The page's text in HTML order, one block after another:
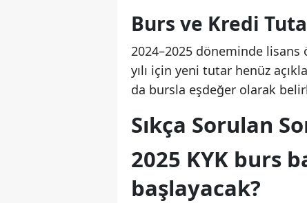
Burs ve Kredi
2024–2025 döneminde lisans
yılı için yeni tutar henüz
da bursla eşdeğer olarak
Sıkça Sorulan
2025 KYK burs
başlayacak?